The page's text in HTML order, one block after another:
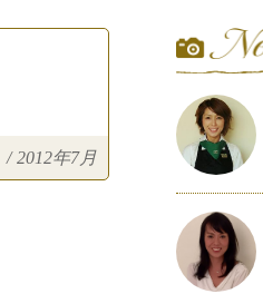
/ 2012年7月